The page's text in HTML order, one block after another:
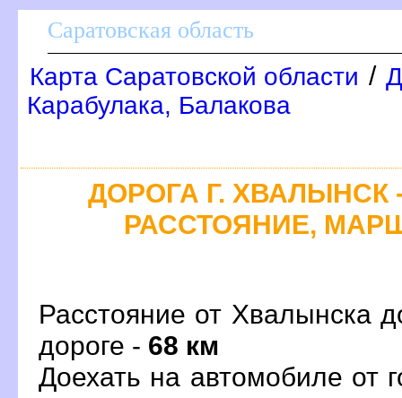
Саратовская область
Карта Саратовской области /
Карабулака, Балакова
ДОРОГА Г. ХВАЛЫНСК
РАССТОЯНИЕ,
Расстояние от Хвалынска
дороге - 68 км
Доехать на автомобиле от